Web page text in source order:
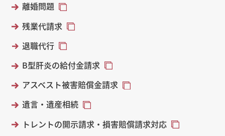
離婚問題
残業代請求
退職代行
B型肝炎の給付金請求
アスベスト被害賠償金請求
遺言・遺産相続
トレントの開示請求・損害賠償請求対応